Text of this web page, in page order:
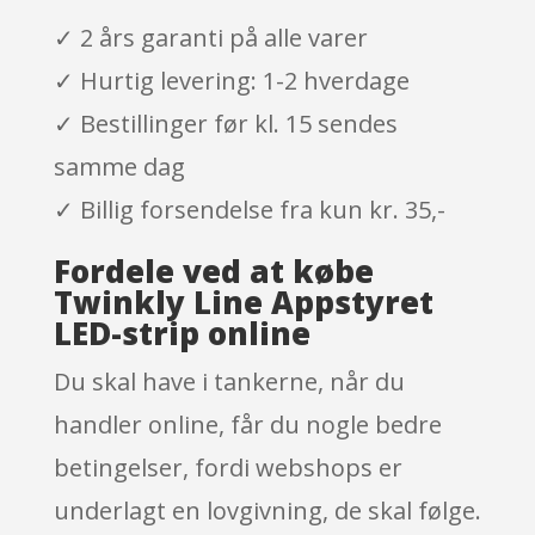
✓ 2 års garanti på alle varer
✓ Hurtig levering: 1-2 hverdage
✓ Bestillinger før kl. 15 sendes
samme dag
✓ Billig forsendelse fra kun kr. 35,-
Fordele ved at købe
Twinkly Line Appstyret
LED-strip online
Du skal have i tankerne, når du
handler online, får du nogle bedre
betingelser, fordi webshops er
underlagt en lovgivning, de skal følge.